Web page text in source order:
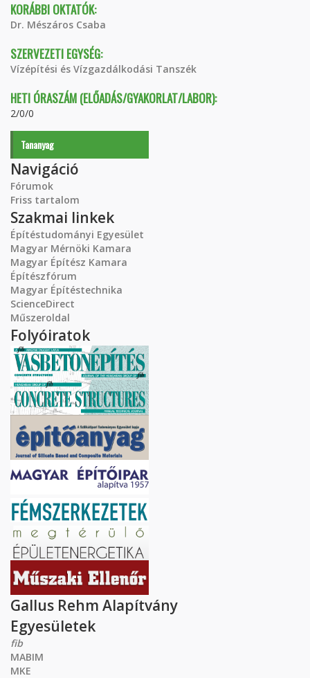
KORÁBBI OKTATÓK:
Dr. Mészáros Csaba
SZERVEZETI EGYSÉG:
Vízépítési és Vízgazdálkodási Tanszék
HETI ÓRASZÁM (ELŐADÁS/GYAKORLAT/LABOR):
2/0/0
Tananyag
Navigáció
Fórumok
Friss tartalom
Szakmai linkek
Építéstudományi Egyesület
Magyar Mérnöki Kamara
Magyar Építész Kamara
Építészfórum
Magyar Építéstechnika
ScienceDirect
Műszeroldal
Folyóiratok
Gallus Rehm Alapítvány
Egyesületek
fib
MABIM
MKE